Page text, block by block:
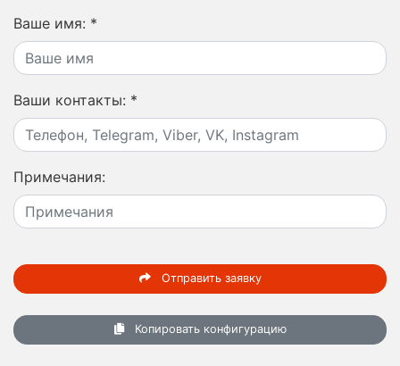
Ваше имя: *
Ваши контакты: *
Примечания:
Отправить заявку
Копировать конфигурацию